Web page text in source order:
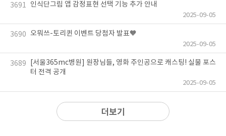
3691 인식단그림 앱 감정표현 선택 기능 추가 안내
2025-09-05
3690 오뭐쓰-토리퀸 이벤트 당첨자 발표🧡
2025-09-05
3689
[서울365mc병원] 원장님들, 영화 주인공으로 캐스팅! 실물 포스
터 전격 공개
2025-09-05
더보기